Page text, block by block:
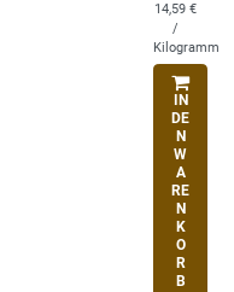
14,59 €
/
Kilogramm
IN
DE
N
W
A
RE
N
K
O
R
B